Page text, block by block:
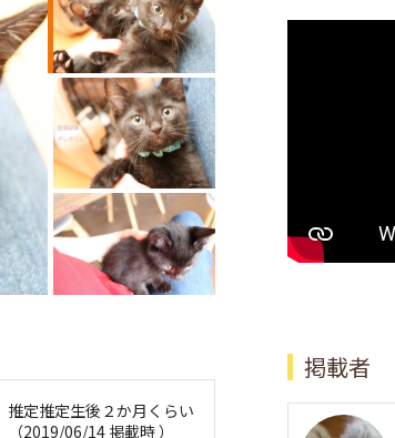
推定推定生後２か月くらい
（2019/06/14 掲載時 ）
掲載者